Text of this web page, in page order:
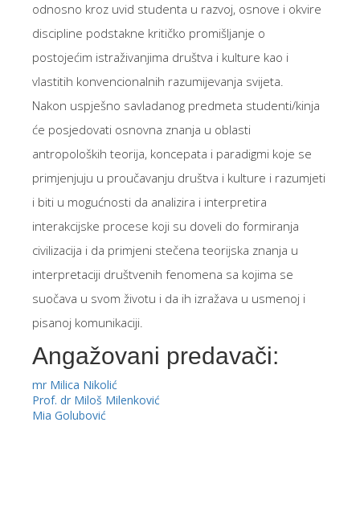
odnosno kroz uvid studenta u razvoj, osnove i okvire
discipline podstakne kritičko promišljanje o
postojećim istraživanjima društva i kulture kao i
vlastitih konvencionalnih razumijevanja svijeta.
Nakon uspješno savladanog predmeta studenti/kinja
će posjedovati osnovna znanja u oblasti
antropoloških teorija, koncepata i paradigmi koje se
primjenjuju u proučavanju društva i kulture i razumjeti
i biti u mogućnosti da analizira i interpretira
interakcijske procese koji su doveli do formiranja
civilizacija i da primjeni stečena teorijska znanja u
interpretaciji društvenih fenomena sa kojima se
suočava u svom životu i da ih izražava u usmenoj i
pisanoj komunikaciji.
Angažovani predavači:
mr Milica Nikolić
Prof. dr Miloš Milenković
Mia Golubović